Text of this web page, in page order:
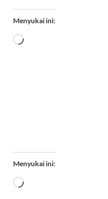
Menyukai ini:
Memuat...
Menyukai ini:
Memuat...